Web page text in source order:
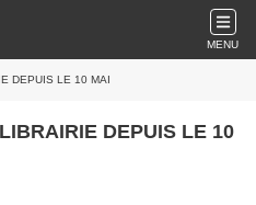
MENU
DEPUIS LE 10 MAI
DEPUIS LE 10